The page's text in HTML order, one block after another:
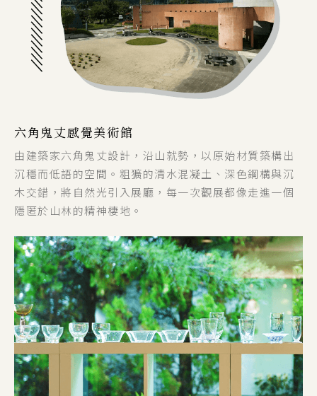
六角鬼丈感覺美術館
由建築家六角鬼丈設計，沿山就勢，以原始材質築構出
沉穩而低語的空間。粗獷的清水混凝土、深色鋼構與沉
木交錯，將自然光引入展廳，每一次觀展都像走進一個
隱匿於山林的精神棲地。